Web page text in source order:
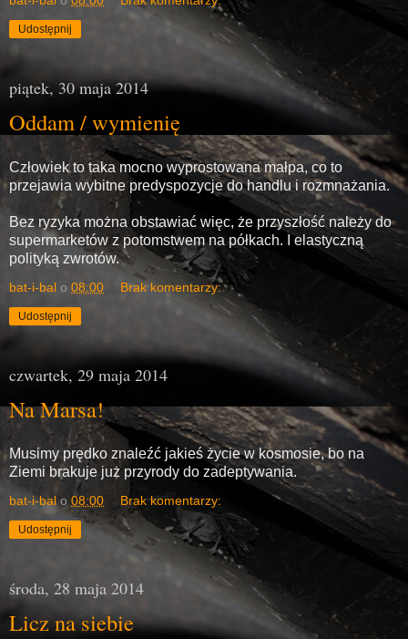
Udostępnij
piątek, 30 maja 2014
Oddam / wymienię
Człowiek to taka mocno wyprostowana małpa, co to
przejawia wybitne predyspozycje do handlu i rozmnażania.
Bez ryzyka można obstawiać więc, że przyszłość należy do
supermarketów z potomstwem na półkach. I elastyczną
polityką zwrotów.
bat-i-bal o 08:00 Brak komentarzy:
Udostępnij
czwartek, 29 maja 2014
Na Marsa!
Musimy prędko znaleźć jakieś życie w kosmosie, bo na
Ziemi brakuje już przyrody do zadeptywania.
bat-i-bal o 08:00 Brak komentarzy:
Udostępnij
środa, 28 maja 2014
Licz na siebie